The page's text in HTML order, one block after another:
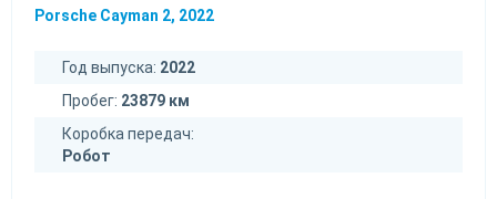
Porsche Cayman 2, 2022
Год выпуска: 2022
Пробег: 23879 км
Коробка передач:
Робот